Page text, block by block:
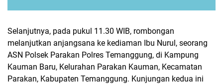
Selanjutnya, pada pukul 11.30 WIB, rombongan
melanjutkan anjangsana ke kediaman Ibu Nurul, seorang
ASN Polsek Parakan Polres Temanggung, di Kampung
Kauman Baru, Kelurahan Parakan Kauman, Kecamatan
Parakan, Kabupaten Temanggung. Kunjungan kedua ini